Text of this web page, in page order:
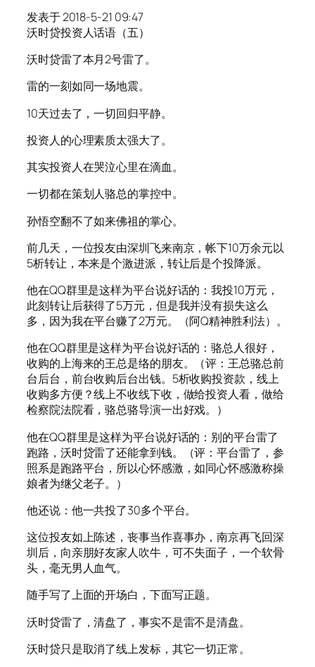
发表于 2018-5-21 09:47
沃时贷投资人话语（五）
沃时贷雷了本月2号雷了。
雷的一刻如同一场地震。
10天过去了，一切回归平静。
投资人的心理素质太强大了。
其实投资人在哭泣心里在滴血。
一切都在策划人骆总的掌控中。
孙悟空翻不了如来佛祖的掌心。
前几天，一位投友由深圳飞来南京，帐下10万余元以
5析转让，本来是个激进派，转让后是个投降派。
他在QQ群里是这样为平台说好话的：我投10万元，
此刻转让后获得了5万元，但是我并没有损失这么
多，因为我在平台赚了2万元。（阿Q精神胜利法）。
他在QQ群里是这样为平台说好话的：骆总人很好，
收购的上海来的王总是络的朋友。（评：王总骆总前
台后台，前台收购后台出钱。5析收购投资款，线上
收购多方便？线上不收线下收，做给投资人看，做给
检察院法院看，骆总骆导演一出好戏。）
他在QQ群里是这样为平台说好话的：别的平台雷了
跑路，沃时贷雷了还能拿到钱。（评：平台雷了，参
照系是跑路平台，所以心怀感激，如同心怀感激称操
娘者为继父老子。）
他还说：他一共投了30多个平台。
这位投友如上陈述，丧事当作喜事办，南京再飞回深
圳后，向亲朋好友家人吹牛，可不失面子，一个软骨
头，毫无男人血气。
随手写了上面的开场白，下面写正题。
沃时贷雷了，清盘了，事实不是雷不是清盘。
沃时贷只是取消了线上发标，其它一切正常。